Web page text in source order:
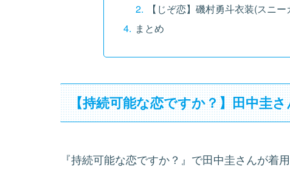
【じぞ恋】磯村勇斗衣装(スニー
まとめ
【持続可能な恋ですか？】田中圭
『持続可能な恋ですか？』で田中圭さんが着